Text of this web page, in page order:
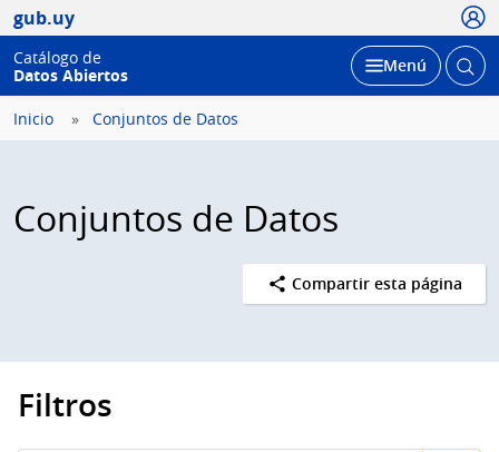
gub.uy
Catálogo de
Datos Abiertos
Desplegar
Menú Abrir
Inicio Conjuntos de Datos
Conjuntos de Datos
Compartir esta página
Filtros